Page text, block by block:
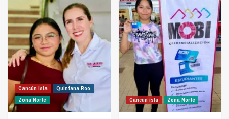
Cancún isla
Quintana Roo
Zona Norte
Cancún isla Zona Norte